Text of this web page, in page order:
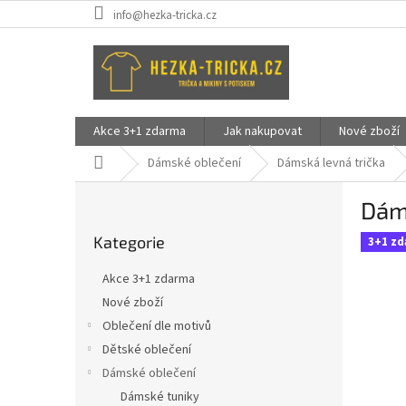
na
info@hezka-tricka.cz
Akce 3+1 zdarma Jak nakupovat Nové zboží
Domů Dámské oblečení Dámská levná trička
kategorie
Kategorie
Akce 3+1 zdarma
Nové zboží
Oblečení dle motivů
Dětské oblečení
Dámské oblečení
Dámské tuniky
3+1